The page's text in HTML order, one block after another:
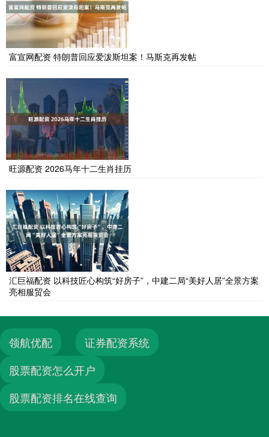
富宣网配资 特朗普回应爱泼斯坦案！马斯克再发帖
旺源配资 2026马年十二生肖挂历
汇巨福配资 以科技匠心构筑“好房子”，中建二局“美好人居”全景方案
亮相服贸会
领航优配
证券配资系统
股票配资怎么开户
股票配资排名在线查询